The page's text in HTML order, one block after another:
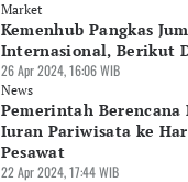
Market
Kemenhub Pangkas
Internasional, Berikut
26 Apr 2024, 16:06 WIB
News
Pemerintah Berencana
Iuran Pariwisata ke
Pesawat
22 Apr 2024, 17:44 WIB